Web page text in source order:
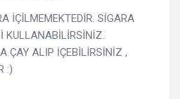
İÇİLMEMEKTEDİR. SİGARA
KULLANABİLİRSİNİZ.
ÇAY ALIP İÇEBİLİRSİNİZ ,
:)